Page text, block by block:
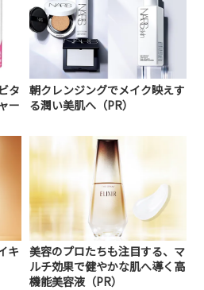
タ
ー
朝クレンジングでメイク映えす
る潤い美肌へ（PR）
キ
美容のプロたちも注目する、マ
ルチ効果で健やかな肌へ導く高
機能美容液（PR）